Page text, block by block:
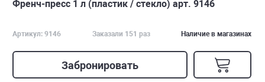
Френч-пресс 1 л (пластик / стекло) арт. 9146
Артикул: 9146 Заказали 151 раз Наличие в магазинах
Забронировать